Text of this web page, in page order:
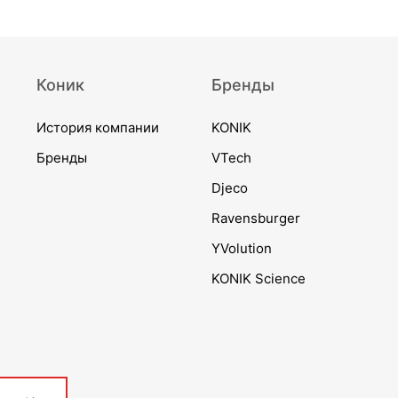
Коник
История компании
Бренды
Бренды
KONIK
VTech
Djeco
Ravensburger
YVolution
KONIK Science